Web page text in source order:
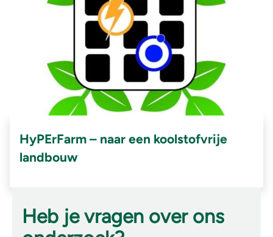
HyPErFarm – naar een koolstofvrije
landbouw
Heb je vragen over ons